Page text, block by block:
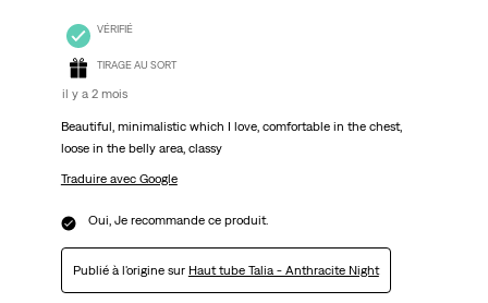
VÉRIFIÉ
TIRAGE AU SORT
il y a 2 mois
Beautiful, minimalistic which I love, comfortable in the chest,
loose in the belly area, classy
Traduire avec Google
Oui, Je recommande ce produit.
Publié à l'origine sur Haut tube Talia - Anthracite Night